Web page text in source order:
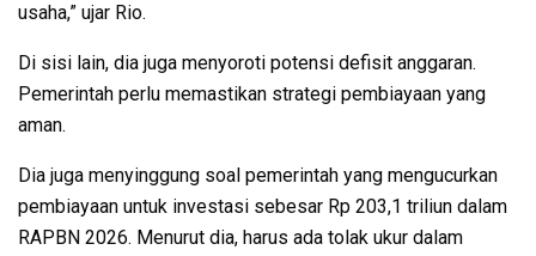
usaha,” ujar Rio.
Di sisi lain, dia juga menyoroti potensi defisit anggaran.
Pemerintah perlu memastikan strategi pembiayaan yang
aman.
Dia juga menyinggung soal pemerintah yang mengucurkan
pembiayaan untuk investasi sebesar Rp 203,1 triliun dalam
RAPBN 2026. Menurut dia, harus ada tolak ukur dalam